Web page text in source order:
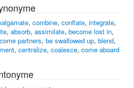
, combine, conflate, integrate,
, absorb, assimilate, become lost in,
partners, be swallowed up, blend,
, centralize, coalesce, come aboard